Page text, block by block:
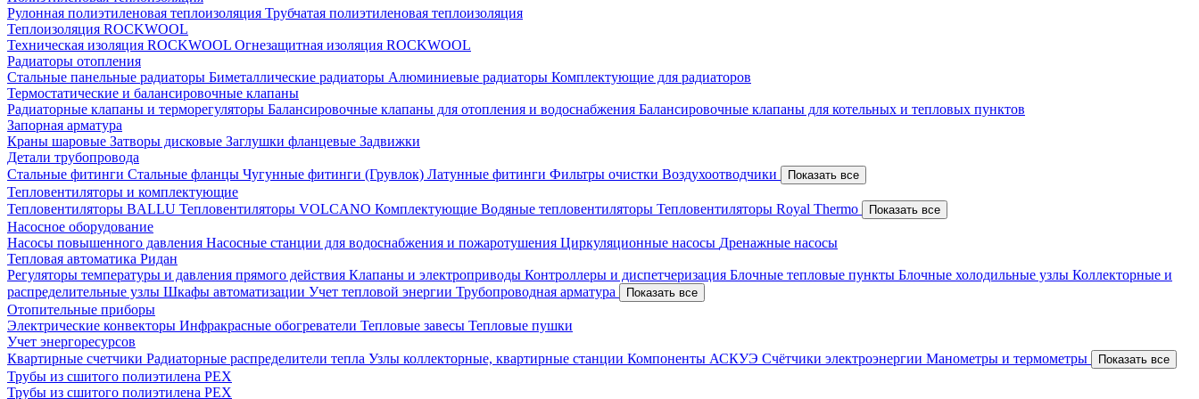
Рулонная полиэтиленовая теплоизоляция Трубчатая полиэтиленовая теплоизоляция
Теплоизоляция ROCKWOOL
Техническая изоляция ROCKWOOL Огнезащитная изоляция ROCKWOOL
Радиаторы отопления
Стальные панельные радиаторы Биметаллические радиаторы Алюминиевые радиаторы Комплектующие для радиаторов
Термостатические и балансировочные клапаны
Радиаторные клапаны и терморегуляторы Балансировочные клапаны для отопления и водоснабжения Балансировочные клапаны для котельных и тепловых пунктов
Запорная арматура
Краны шаровые Затворы дисковые Заглушки фланцевые Задвижки
Детали трубопровода
Стальные фитинги Стальные фланцы Чугунные фитинги (Грувлок) Латунные фитинги Фильтры очистки Воздухоотводчики Показать все
Тепловентиляторы и комплектующие
Тепловентиляторы BALLU Тепловентиляторы VOLCANO Комплектующие Водяные тепловентиляторы Тепловентиляторы Royal Thermo Показать все
Насосное оборудование
Насосы повышенного давления Насосные станции для водоснабжения и пожаротушения Циркуляционные насосы Дренажные насосы
Тепловая автоматика Ридан
Регуляторы температуры и давления прямого действия Клапаны и электроприводы Контроллеры и диспетчеризация Блочные тепловые пункты Блочные холодильные узлы Коллекторные и
распределительные узлы Шкафы автоматизации Учет тепловой энергии Трубопроводная арматура Показать все
Отопительные приборы
Электрические конвекторы Инфракрасные обогреватели Тепловые завесы Тепловые пушки
Учет энергоресурсов
Квартирные счетчики Радиаторные распределители тепла Узлы коллекторные, квартирные станции Компоненты АСКУЭ Счётчики электроэнергии Манометры и термометры Показать все
Трубы из сшитого полиэтилена PEX
Трубы из сшитого полиэтилена PEX